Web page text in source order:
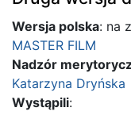
Wersja polska: na
MASTER FILM
Nadzór
Katarzyna Dryńska
Wystąpili: